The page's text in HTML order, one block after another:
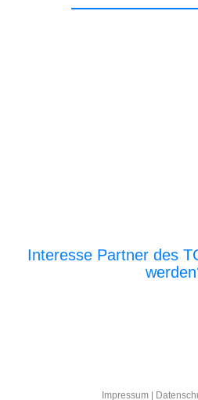
Interesse Partner des
Impres­sum